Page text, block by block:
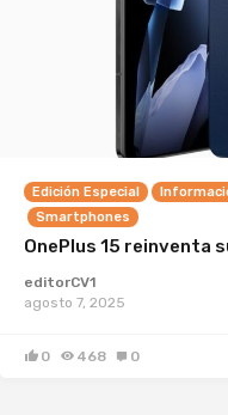
Edición Especial
Smartphones
OnePlus 15 reinventa
editorCV1
agosto 7, 2025
0 468 0